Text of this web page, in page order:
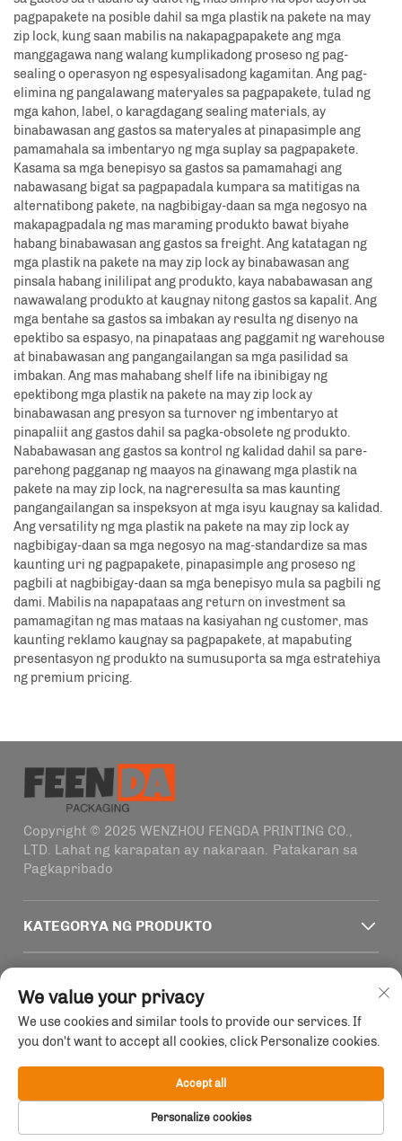
pagpapakete na posible dahil sa mga plastik na pakete na may
zip lock, kung saan mabilis na nakapagpapakete ang mga
manggagawa nang walang kumplikadong proseso ng pag-
sealing o operasyon ng espesyalisadong kagamitan. Ang pag-
elimina ng pangalawang materyales sa pagpapakete, tulad ng
mga kahon, label, o karagdagang sealing materials, ay
binabawasan ang gastos sa materyales at pinapasimple ang
pamamahala sa imbentaryo ng mga suplay sa pagpapakete.
Kasama sa mga benepisyo sa gastos sa pamamahagi ang
nabawasang bigat sa pagpapadala kumpara sa matitigas na
alternatibong pakete, na nagbibigay-daan sa mga negosyo na
makapagpadala ng mas maraming produkto bawat biyahe
habang binabawasan ang gastos sa freight. Ang katatagan ng
mga plastik na pakete na may zip lock ay binabawasan ang
pinsala habang inililipat ang produkto, kaya nababawasan ang
nawawalang produkto at kaugnay nitong gastos sa kapalit. Ang
mga bentahe sa gastos sa imbakan ay resulta ng disenyo na
epektibo sa espasyo, na pinapataas ang paggamit ng warehouse
at binabawasan ang pangangailangan sa mga pasilidad sa
imbakan. Ang mas mahabang shelf life na ibinibigay ng
epektibong mga plastik na pakete na may zip lock ay
binabawasan ang presyon sa turnover ng imbentaryo at
pinapaliit ang gastos dahil sa pagka-obsolete ng produkto.
Nababawasan ang gastos sa kontrol ng kalidad dahil sa pare-
parehong pagganap ng maayos na ginawang mga plastik na
pakete na may zip lock, na nagreresulta sa mas kaunting
pangangailangan sa inspeksyon at mga isyu kaugnay sa kalidad.
Ang versatility ng mga plastik na pakete na may zip lock ay
nagbibigay-daan sa mga negosyo na mag-standardize sa mas
kaunting uri ng pagpapakete, pinapasimple ang proseso ng
pagbili at nagbibigay-daan sa mga benepisyo mula sa pagbili ng
dami. Mabilis na napapataas ang return on investment sa
pamamagitan ng mas mataas na kasiyahan ng customer, mas
kaunting reklamo kaugnay sa pagpapakete, at mapabuting
presentasyon ng produkto na sumusuporta sa mga estratehiya
ng premium pricing.
Copyright © 2025 WENZHOU FENGDA PRINTING CO.,
LTD. Lahat ng karapatan ay nakaraan. Patakaran sa
Pagkapribado
KATEGORYA NG PRODUKTO
IMPORMASYON SA PAKIKIPAG-UGNAYAN
Office add : Gusali 4, Bilang 1915-2011 Haifeng Road,
Wenzhou, Zhejiang, China
Email :[email protected]
+86-13758856618
We value your privacy
We use cookies and similar tools to provide our services. If
you don't want to accept all cookies, click Personalize cookies.
Personalize cookies
Accept all